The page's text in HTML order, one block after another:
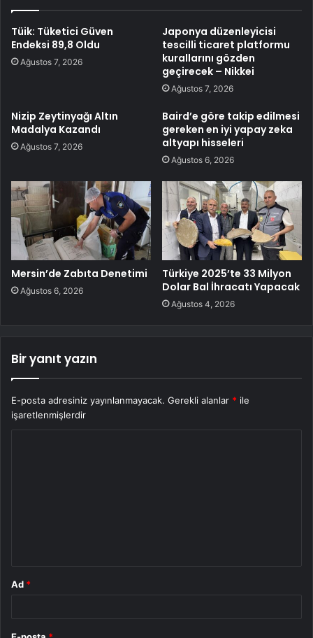
Tüik: Tüketici Güven
Endeksi 89,8 Oldu
Ağustos 7, 2026
Japonya düzenleyicisi
tescilli ticaret platformu
kurallarını gözden
geçirecek – Nikkei
Ağustos 7, 2026
Nizip Zeytinyağı Altın
Madalya Kazandı
Ağustos 7, 2026
Baird’e göre takip edilmesi
gereken en iyi yapay zeka
altyapı hisseleri
Ağustos 6, 2026
Mersin’de Zabıta Denetimi
Ağustos 6, 2026
Türkiye 2025’te 33 Milyon
Dolar Bal İhracatı Yapacak
Ağustos 4, 2026
Bir yanıt yazın
E-posta adresiniz yayınlanmayacak. Gerekli alanlar * ile
işaretlenmişlerdir
Ad *